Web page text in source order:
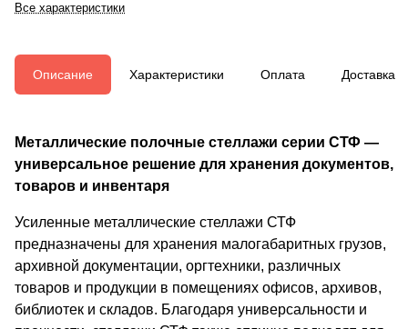
Все характеристики
Описание Характеристики Оплата Доставка
Металлические полочные стеллажи серии СТФ —
универсальное решение для хранения документов,
товаров и инвентаря
Усиленные металлические стеллажи СТФ
предназначены для хранения малогабаритных грузов,
архивной документации, оргтехники, различных
товаров и продукции в помещениях офисов, архивов,
библиотек и складов. Благодаря универсальности и